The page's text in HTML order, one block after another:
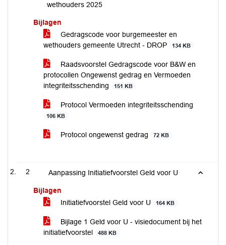
wethouders 2025
Bijlagen
Gedragscode voor burgemeester en
wethouders gemeente Utrecht - DROP
134 KB
Raadsvoorstel Gedragscode voor B&W en
protocollen Ongewenst gedrag en Vermoeden
integriteitsschending
151 KB
Protocol Vermoeden integriteitsschending
106 KB
Protocol ongewenst gedrag 72 KB
2 Aanpassing Initiatiefvoorstel Geld voor U
Bijlagen
Initiatiefvoorstel Geld voor U
164 KB
Bijlage 1 Geld voor U - visiedocument bij het
initiatiefvoorstel
488 KB